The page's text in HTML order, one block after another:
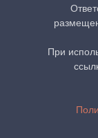
При